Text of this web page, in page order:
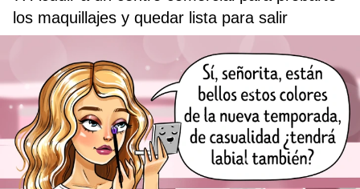
los maquillajes y quedar lista para salir